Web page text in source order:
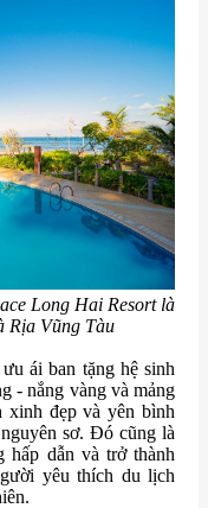
Long Hai Resort là
Rịa Vũng Tàu
ái ban tặng hệ sinh
- nắng vàng và mảng
xinh đẹp và yên bình
sơ. Đó cũng là
dẫn và trở thành
yêu thích du lịch